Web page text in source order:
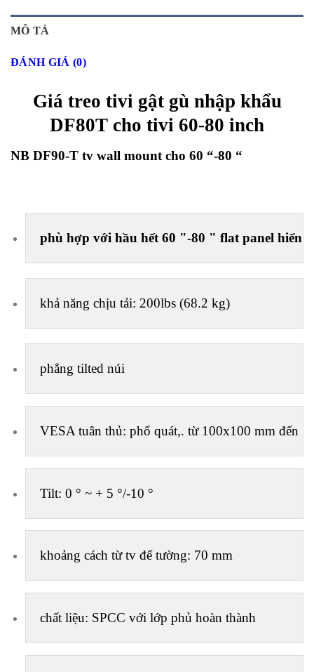
MÔ TẢ
ĐÁNH GIÁ (0)
Giá treo tivi gật gù nhập khẩu
DF80T cho tivi 60-80 inch
NB DF90-T tv wall mount cho 60 “-80 “
phù hợp với hầu hết 60 "-80 " flat panel hiển
khả năng chịu tải: 200lbs (68.2 kg)
phẳng tilted núi
VESA tuân thủ: phổ quát,. từ 100x100 mm đến
Tilt: 0 ° ~ + 5 °/-10 °
khoảng cách từ tv để tường: 70 mm
chất liệu: SPCC với lớp phủ hoàn thành